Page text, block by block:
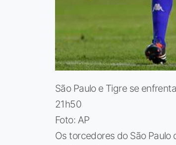
São Paulo e Tigre se
21h50
Foto: AP
Os torcedores do São